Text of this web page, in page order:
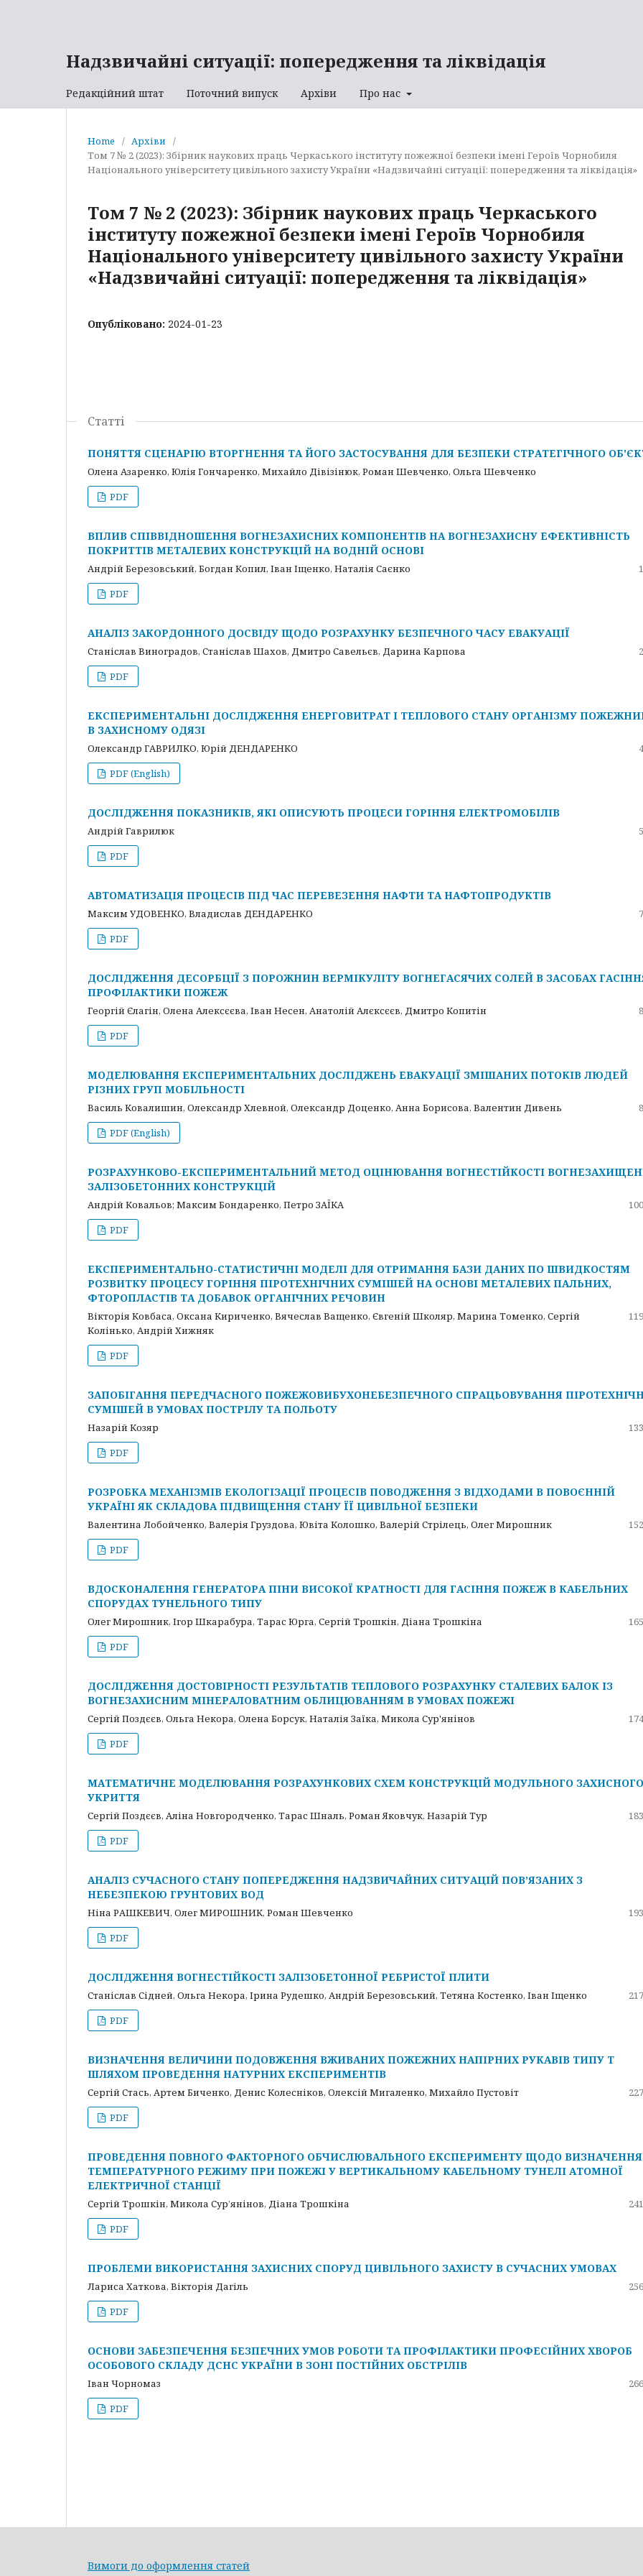
Надзвичайні ситуації: попередження та ліквідація
Редакційний штат Поточний випуск Архіви Про нас
Home / Архіви
/
Том 7 № 2 (2023): Збірник наукових праць Черкаського інституту пожежної безпеки імені Героїв Чорнобиля
Національного університету цивільного захисту України «Надзвичайні ситуації: попередження та ліквідація»
Том 7 № 2 (2023): Збірник наукових праць Черкаського
інституту пожежної безпеки імені Героїв Чорнобиля
Національного університету цивільного захисту України
«Надзвичайні ситуації: попередження та ліквідація»
Опубліковано: 2024-01-23
Статті
ПОНЯТТЯ СЦЕНАРІЮ ВТОРГНЕННЯ ТА ЙОГО ЗАСТОСУВАННЯ ДЛЯ БЕЗПЕКИ СТРАТЕГІЧНОГО
Олена Азаренко, Юлія Гончаренко, Михайло Дівізінюк, Роман Шевченко, Ольга Шевченко
PDF
ВПЛИВ СПІВВІДНОШЕННЯ ВОГНЕЗАХИСНИХ КОМПОНЕНТІВ НА ВОГНЕЗАХИСНУ ЕФЕКТИВНІСТЬ
ПОКРИТТІВ МЕТАЛЕВИХ КОНСТРУКЦІЙ НА ВОДНІЙ ОСНОВІ
Андрій Березовський, Богдан Копил, Іван Іщенко, Наталія Саєнко
PDF
АНАЛІЗ ЗАКОРДОННОГО ДОСВІДУ ЩОДО РОЗРАХУНКУ БЕЗПЕЧНОГО ЧАСУ ЕВАКУАЦІЇ
Станіслав Виноградов, Станіслав Шахов, Дмитро Савельєв, Дарина Карпова
PDF
ЕКСПЕРИМЕНТАЛЬНІ ДОСЛІДЖЕННЯ ЕНЕРГОВИТРАТ І ТЕПЛОВОГО СТАНУ ОРГАНІЗМУ
В ЗАХИСНОМУ ОДЯЗІ
Олександр ГАВРИЛКО, Юрій ДЕНДАРЕНКО
PDF (English)
ДОСЛІДЖЕННЯ ПОКАЗНИКІВ, ЯКІ ОПИСУЮТЬ ПРОЦЕСИ ГОРІННЯ ЕЛЕКТРОМОБІЛІВ
Андрій Гаврилюк
PDF
АВТОМАТИЗАЦІЯ ПРОЦЕСІВ ПІД ЧАС ПЕРЕВЕЗЕННЯ НАФТИ ТА НАФТОПРОДУКТІВ
Максим УДОВЕНКО, Владислав ДЕНДАРЕНКО
PDF
ДОСЛІДЖЕННЯ ДЕСОРБЦІЇ З ПОРОЖНИН ВЕРМІКУЛІТУ ВОГНЕГАСЯЧИХ СОЛЕЙ В ЗАСОБАХ
ПРОФІЛАКТИКИ ПОЖЕЖ
Георгій Єлагін, Олена Алексєєва, Іван Несен, Анатолій Алєксєєв, Дмитро Копитін
PDF
МОДЕЛЮВАННЯ ЕКСПЕРИМЕНТАЛЬНИХ ДОСЛІДЖЕНЬ ЕВАКУАЦІЇ ЗМІШАНИХ ПОТОКІВ ЛЮДЕЙ
РІЗНИХ ГРУП МОБІЛЬНОСТІ
Василь Ковалишин, Олександр Хлевной, Олександр Доценко, Анна Борисова, Валентин Дивень
PDF (English)
РОЗРАХУНКОВО-ЕКСПЕРИМЕНТАЛЬНИЙ МЕТОД ОЦІНЮВАННЯ ВОГНЕСТІЙКОСТІ
ЗАЛІЗОБЕТОННИХ КОНСТРУКЦІЙ
Андрій Ковальов; Максим Бондаренко, Петро ЗАЇКА
PDF
ЕКСПЕРИМЕНТАЛЬНО-СТАТИСТИЧНІ МОДЕЛІ ДЛЯ ОТРИМАННЯ БАЗИ ДАНИХ ПО ШВИДКОСТЯМ
РОЗВИТКУ ПРОЦЕСУ ГОРІННЯ ПІРОТЕХНІЧНИХ СУМІШЕЙ НА ОСНОВІ МЕТАЛЕВИХ ПАЛЬНИХ,
ФТОРОПЛАСТІВ ТА ДОБАВОК ОРГАНІЧНИХ РЕЧОВИН
Вікторія Ковбаса, Оксана Кириченко, Вячеслав Ващенко, Євгеній Школяр, Марина Томенко, Сергій
Колінько, Андрій Хижняк
PDF
ЗАПОБІГАННЯ ПЕРЕДЧАСНОГО ПОЖЕЖОВИБУХОНЕБЕЗПЕЧНОГО СПРАЦЬОВУВАННЯ
СУМІШЕЙ В УМОВАХ ПОСТРІЛУ ТА ПОЛЬОТУ
Назарій Козяр
PDF
РОЗРОБКА МЕХАНІЗМІВ ЕКОЛОГІЗАЦІЇ ПРОЦЕСІВ ПОВОДЖЕННЯ З ВІДХОДАМИ В ПОВОЄННІЙ
УКРАЇНІ ЯК СКЛАДОВА ПІДВИЩЕННЯ СТАНУ ЇЇ ЦИВІЛЬНОЇ БЕЗПЕКИ
Валентина Лобойченко, Валерія Груздова, Ювіта Колошко, Валерій Стрілець, Олег Мирошник
PDF
ВДОСКОНАЛЕННЯ ГЕНЕРАТОРА ПІНИ ВИСОКОЇ КРАТНОСТІ ДЛЯ ГАСІННЯ ПОЖЕЖ В КАБЕЛЬНИХ
СПОРУДАХ ТУНЕЛЬНОГО ТИПУ
Олег Мирошник, Ігор Шкарабура, Тарас Юрга, Сергій Трошкін, Діана Трошкіна
PDF
ДОСЛІДЖЕННЯ ДОСТОВІРНОСТІ РЕЗУЛЬТАТІВ ТЕПЛОВОГО РОЗРАХУНКУ СТАЛЕВИХ БАЛОК ІЗ
ВОГНЕЗАХИСНИМ МІНЕРАЛОВАТНИМ ОБЛИЦЮВАННЯМ В УМОВАХ ПОЖЕЖІ
Сергій Поздєєв, Ольга Некора, Олена Борсук, Наталія Заїка, Микола Сур'янінов
PDF
МАТЕМАТИЧНЕ МОДЕЛЮВАННЯ РОЗРАХУНКОВИХ СХЕМ КОНСТРУКЦІЙ МОДУЛЬНОГО ЗАХИСНОГО
УКРИТТЯ
Сергій Поздєєв, Аліна Новгородченко, Тарас Шналь, Роман Яковчук, Назарій Тур
PDF
АНАЛІЗ СУЧАСНОГО СТАНУ ПОПЕРЕДЖЕННЯ НАДЗВИЧАЙНИХ СИТУАЦІЙ ПОВ’ЯЗАНИХ З
НЕБЕЗПЕКОЮ ГРУНТОВИХ ВОД
Ніна РАШКЕВИЧ, Олег МИРОШНИК, Роман Шевченко
PDF
ДОСЛІДЖЕННЯ ВОГНЕСТІЙКОСТІ ЗАЛІЗОБЕТОННОЇ РЕБРИСТОЇ ПЛИТИ
Станіслав Сідней, Ольга Некора, Ірина Рудешко, Андрій Березовський, Тетяна Костенко, Іван Іщенко
PDF
ВИЗНАЧЕННЯ ВЕЛИЧИНИ ПОДОВЖЕННЯ ВЖИВАНИХ ПОЖЕЖНИХ НАПІРНИХ РУКАВІВ ТИПУ Т
ШЛЯХОМ ПРОВЕДЕННЯ НАТУРНИХ ЕКСПЕРИМЕНТІВ
Сергій Стась, Артем Биченко, Денис Колесніков, Олексій Мигаленко, Михайло Пустовіт
PDF
ПРОВЕДЕННЯ ПОВНОГО ФАКТОРНОГО ОБЧИСЛЮВАЛЬНОГО ЕКСПЕРИМЕНТУ ЩОДО ВИЗНАЧЕННЯ
ТЕМПЕРАТУРНОГО РЕЖИМУ ПРИ ПОЖЕЖІ У ВЕРТИКАЛЬНОМУ КАБЕЛЬНОМУ ТУНЕЛІ АТОМНОЇ
ЕЛЕКТРИЧНОЇ СТАНЦІЇ
Сергій Трошкін, Микола Сур’янінов, Діана Трошкіна
PDF
ПРОБЛЕМИ ВИКОРИСТАННЯ ЗАХИСНИХ СПОРУД ЦИВІЛЬНОГО ЗАХИСТУ В СУЧАСНИХ УМОВАХ
Лариса Хаткова, Вікторія Дагіль
PDF
ОСНОВИ ЗАБЕЗПЕЧЕННЯ БЕЗПЕЧНИХ УМОВ РОБОТИ ТА ПРОФІЛАКТИКИ ПРОФЕСІЙНИХ ХВОРОБ
ОСОБОВОГО СКЛАДУ ДСНС УКРАЇНИ В ЗОНІ ПОСТІЙНИХ ОБСТРІЛІВ
Іван Чорномаз
PDF
Вимоги до оформлення статей